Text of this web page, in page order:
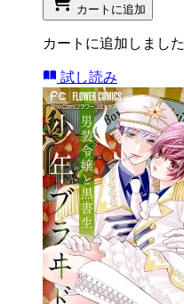
カートに追加
カートに追加しました
試し読み